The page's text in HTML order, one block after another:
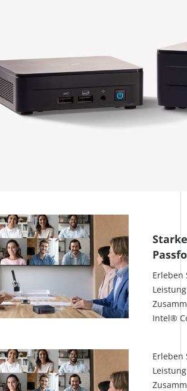
Intel®